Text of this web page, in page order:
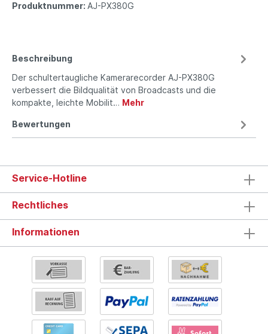
Produktnummer: AJ-PX380G
Beschreibung
Der schultertaugliche Kamera­recorder AJ-PX380G
verbessert die Bildqualität von Broadcasts und die
kompakte, leichte Mobilit… Mehr
Bewertungen
Service-Hotline
Rechtliches
Informationen